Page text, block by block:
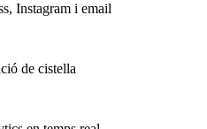
Instagram i email
de cistella